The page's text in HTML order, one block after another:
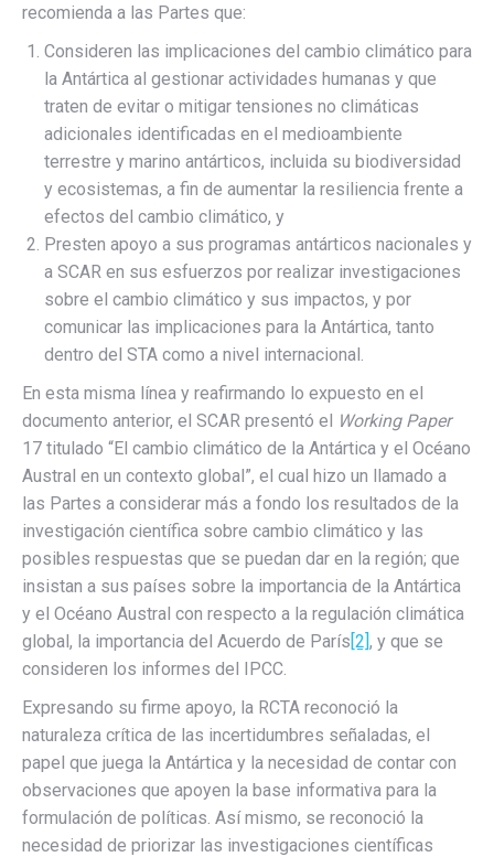
recomienda a las Partes que:
Consideren las implicaciones del cambio climático para
la Antártica al gestionar actividades humanas y que
traten de evitar o mitigar tensiones no climáticas
adicionales identificadas en el medioambiente
terrestre y marino antárticos, incluida su biodiversidad
y ecosistemas, a fin de aumentar la resiliencia frente a
efectos del cambio climático, y
Presten apoyo a sus programas antárticos nacionales y
a SCAR en sus esfuerzos por realizar investigaciones
sobre el cambio climático y sus impactos, y por
comunicar las implicaciones para la Antártica, tanto
dentro del STA como a nivel internacional.
En esta misma línea y reafirmando lo expuesto en el
documento anterior, el SCAR presentó el Working Paper
17 titulado “El cambio climático de la Antártica y el Océano
Austral en un contexto global”, el cual hizo un llamado a
las Partes a considerar más a fondo los resultados de la
investigación científica sobre cambio climático y las
posibles respuestas que se puedan dar en la región; que
insistan a sus países sobre la importancia de la Antártica
y el Océano Austral con respecto a la regulación climática
global, la importancia del Acuerdo de París[2], y que se
consideren los informes del IPCC.
Expresando su firme apoyo, la RCTA reconoció la
naturaleza crítica de las incertidumbres señaladas, el
papel que juega la Antártica y la necesidad de contar con
observaciones que apoyen la base informativa para la
formulación de políticas. Así mismo, se reconoció la
necesidad de priorizar las investigaciones científicas